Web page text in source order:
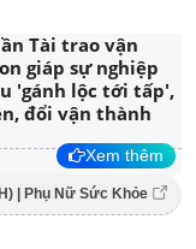
Tài trao vận
giáp sự nghiệp
'gánh lộc tới tấp',
đổi vận thành
Xem thêm
| Phụ Nữ Sức Khỏe